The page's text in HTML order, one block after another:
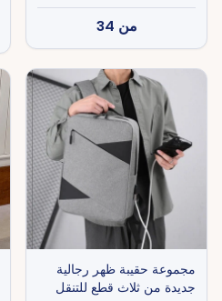
من 34
مجموعة حقيبة ظهر رجالية
جديدة من ثلاث قطع للتنقل